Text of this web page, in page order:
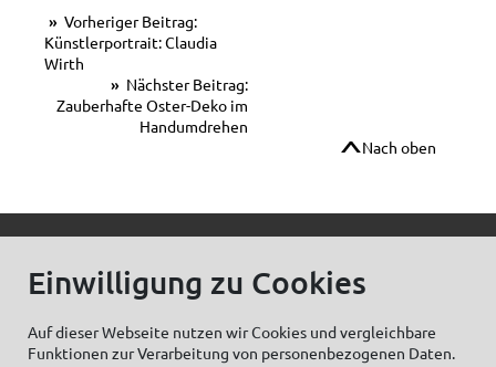
Vorheriger Beitrag:
Künstlerportrait: Claudia
Wirth
Nächster Beitrag:
Zauberhafte Oster-Deko im
Handumdrehen
Nach oben
Zum Newsletter anmelden:
Einwilligung zu Cookies
Auf dieser Webseite nutzen wir Cookies und vergleichbare
Funktionen zur Verarbeitung von personenbezogenen Daten.